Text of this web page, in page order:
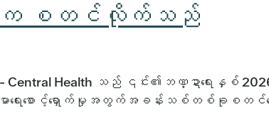
ေးက စတင်လိုက်သည်
- Central Health သည် ၎င်း၏ဘဏ္ဍာရေးနှစ်
မာရေးစောင့်ရှောက်မှုအတွက်အခန်းသစ်တစ်ခုစတ